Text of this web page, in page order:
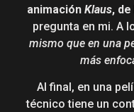
animación Klaus,
pregunta en mi. A
mismo que en una
más
Al final, en una
técnico tiene un